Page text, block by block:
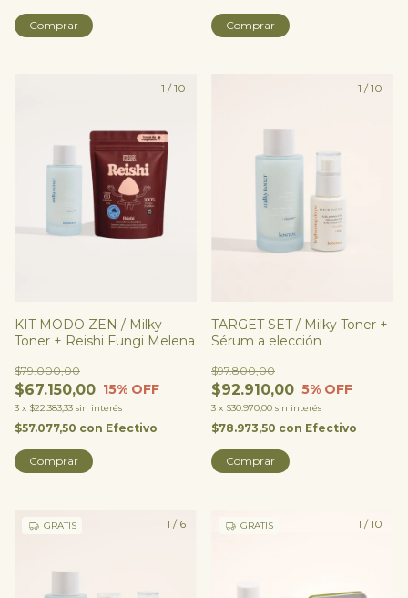
Comprar
1 /10
KIT MODO ZEN / Milky
Toner + Reishi Fungi Melena
$67.150,00
$79.000,00
15% OFF
3 x $22.383,33 sin interés
$57.077,50 con Efectivo
1 /10
TARGET SET / Milky Toner +
Sérum a elección
$92.910,00
$97.800,00
5% OFF
3 x $30.970,00 sin interés
$78.973,50 con Efectivo
Comprar
1 / 6
GRATIS 1 /10
GRATIS